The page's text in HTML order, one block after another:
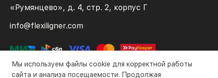
«Румянцево», д. 4, стр. 2, корпус Г
info@flexiligner.com
Мы используем файлы cookie для корректной работы
сайта и анализа посещаемости. Продолжая